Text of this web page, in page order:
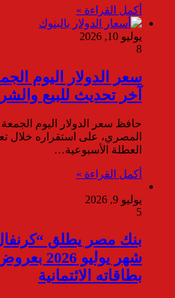
أكمل القراءة »
يوليو 10, 2026
8
آخر تحديث للبيع
المصري، على استقراره خلال
العطلة الأسبوعية…
أكمل القراءة »
يوليو 9, 2026
5
بنك مصر يطلق
شهر
بطاقاته الائتمانية